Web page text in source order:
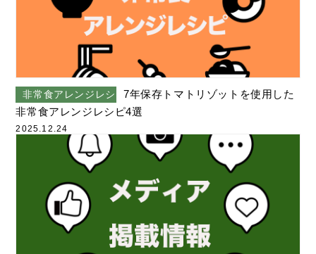
非常食アレンジレシピ
非常食アレンジレシピ4選
2025.12.24